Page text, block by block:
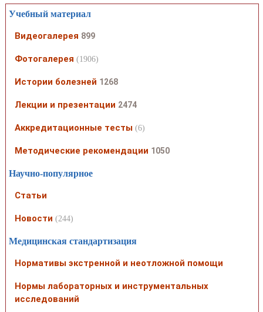
Учебный материал
Видеогалерея 899
Фотогалерея (1906)
Истории болезней 1268
Лекции и презентации 2474
Аккредитационные тесты (6)
Методические рекомендации 1050
Научно-популярное
Статьи
Новости (244)
Медицинская стандартизация
Нормативы экстренной и неотложной помощи
Нормы лабораторных и инструментальных
исследований